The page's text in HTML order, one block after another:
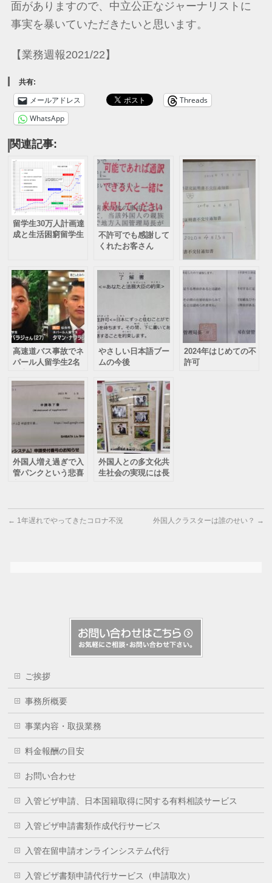
面がありますので、中立公正なジャーナリストに
事実を暴いていただきたいと思います。
【業務週報2021/22】
共有:
メールアドレス
Threads
WhatsApp
関連記事:
留学生30万人計画達
成と生活困窮留学生
不許可でも感謝して
くれたお客さん
再再再申請でようや
く下りた在留資格認
高速道バス事故でネ
パール人留学生2名
やさしい日本語ブー
ムの今後
2024年はじめての不
許可
外国人増え過ぎで入
管パンクという悲喜
外国人との多文化共
生社会の実現には長
← 1年遅れでやってきたコロナ不況 外国人クラスターは誰のせい？ →
ご挨拶
事務所概要
事業内容・取扱業務
料金報酬の目安
お問い合わせ
入管ビザ申請、日本国籍取得に関する有料相談サービス
入管ビザ申請書類作成代行サービス
入管在留申請オンラインシステム代行
入管ビザ書類申請代行サービス（申請取次）